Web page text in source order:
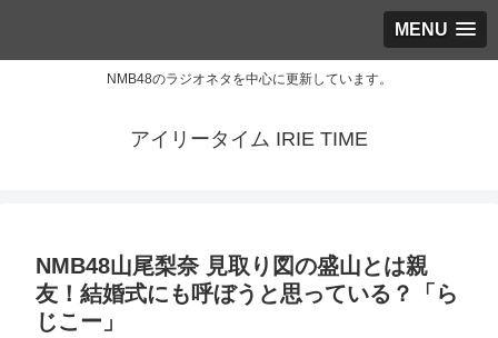
MENU
NMB48のラジオネタを中心に更新しています。
アイリータイム IRIE TIME
NMB48山尾梨奈 見取り図の盛山とは親
友！結婚式にも呼ぼうと思っている？「ら
じこー」